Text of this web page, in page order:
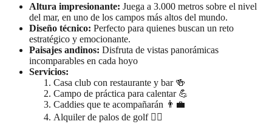
Altura impresionante: Juega a 3.000 metros sobre el nivel
del mar, en uno de los campos más altos del mundo.
Diseño técnico: Perfecto para quienes buscan un reto
estratégico y emocionante.
Paisajes andinos: Disfruta de vistas panorámicas
incomparables en cada hoyo
Servicios:
Casa club con restaurante y bar 🍻
Campo de práctica para calentar 💪
Caddies que te acompañarán 👨‍💼
Alquiler de palos de golf 🏌️‍♀️